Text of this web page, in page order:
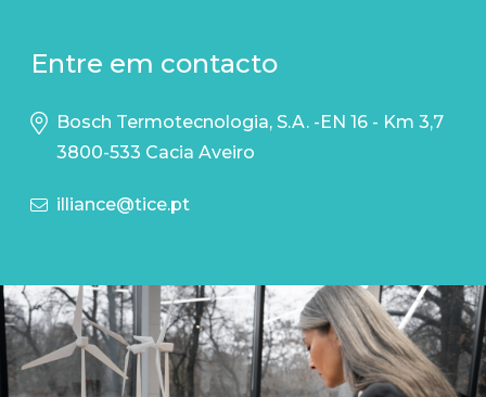
Entre em contacto
Bosch Termotecnologia, S.A. -EN 16 - Km 3,7
3800-533 Cacia Aveiro
illiance@tice.pt